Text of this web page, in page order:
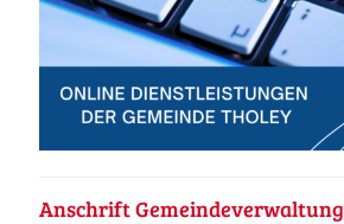
Anschrift Gemeindeverwaltung